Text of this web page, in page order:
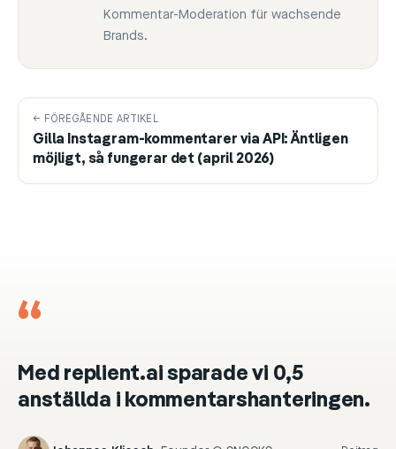
Kommentar-Moderation für wachsende
Brands.
← FÖREGÅENDE ARTIKEL
Gilla Instagram-kommentarer via API: Äntligen
möjligt, så fungerar det (april 2026)
“
Med replient.ai sparade vi 0,5
anställda i kommentarshanteringen.